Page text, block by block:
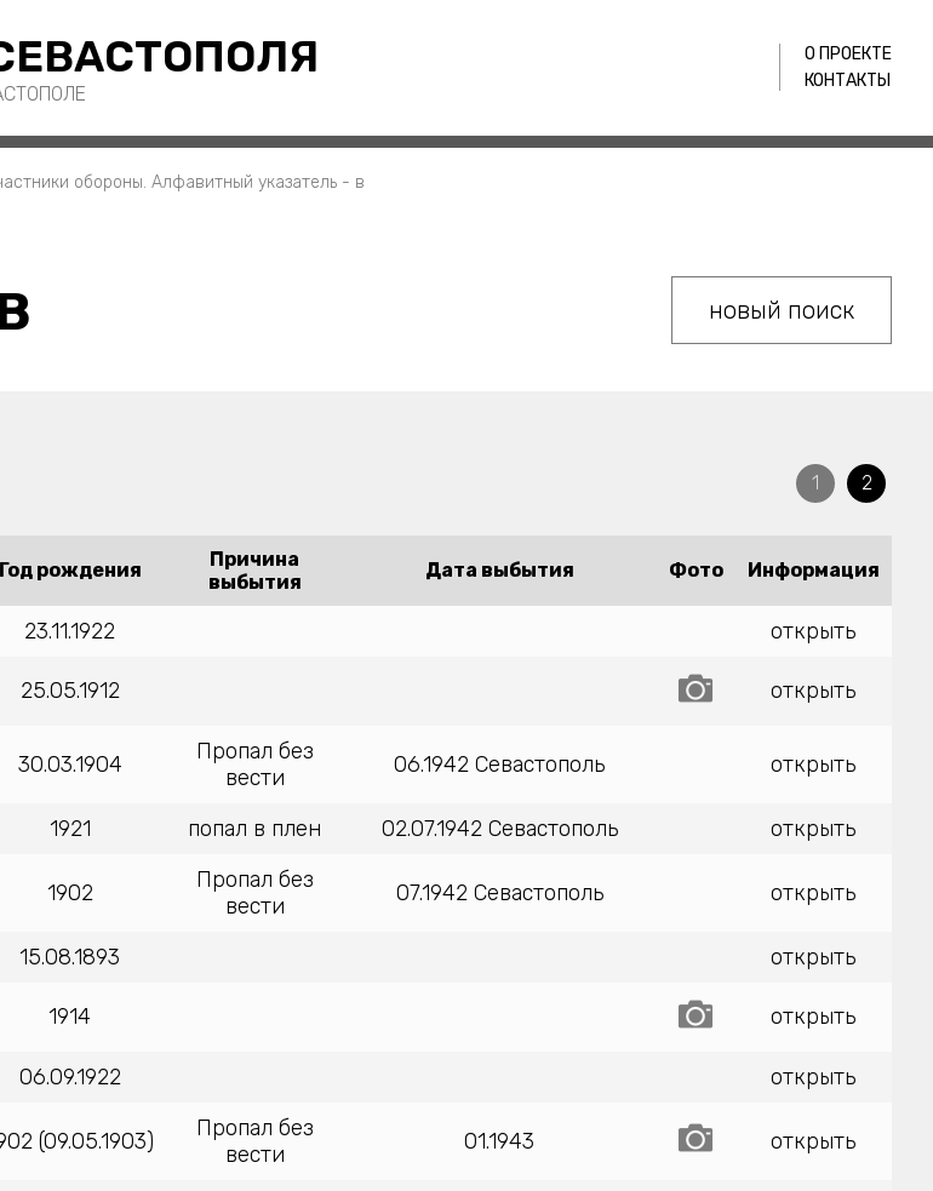
О ПРОЕКТЕ
КОНТАКТЫ
обороны. Алфавитный указатель - в
новый поиск
1 2
Год рождения
Причина
выбытия
Дата выбытия Фото Информация
23.11.1922 открыть
25.05.1912 открыть
30.03.1904
Пропал без
вести
06.1942 Севастополь открыть
1921 попал в плен 02.07.1942 Севастополь открыть
1902
Пропал без
вести
07.1942 Севастополь открыть
15.08.1893 открыть
1914 открыть
06.09.1922 открыть
(09.05.1903)
Пропал без
вести
01.1943 открыть